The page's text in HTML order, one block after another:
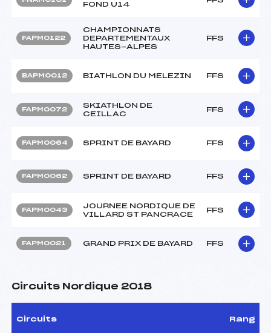
FOND U14
FAPM0122
CHAMPIONNATS
DEPARTEMENTAUX
HAUTES-ALPES
FFS
BAPM0012 BIATHLON DU MELEZIN FFS
FAPM0072
SKIATHLON DE
CEILLAC
FFS
FAPM0064 SPRINT DE BAYARD FFS
FAPM0062 SPRINT DE BAYARD FFS
FAPM0043
JOURNEE NORDIQUE DE
VILLARD ST PANCRACE
FFS
FAPM0021 GRAND PRIX DE BAYARD FFS
Circuits Nordique 2018
Circuits Rang